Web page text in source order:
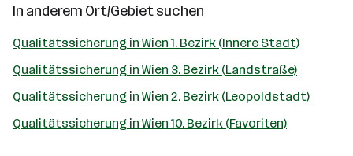
In anderem Ort/Gebiet suchen
Qualitätssicherung in Wien 1. Bezirk (Innere Stadt)
Qualitätssicherung in Wien 3. Bezirk (Landstraße)
Qualitätssicherung in Wien 2. Bezirk (Leopoldstadt)
Qualitätssicherung in Wien 10. Bezirk (Favoriten)